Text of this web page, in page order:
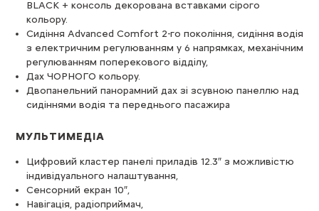
BLACK + консоль декорована вставками сірого
кольору.
Сидіння Advanced Comfort 2-го покоління, сидіння водія
з електричним регулюванням у 6 напрямках, механічним
регулюванням поперекового відділу,
Дах ЧОРНОГО кольору.
Двопанельний панорамний дах зі зсувною панеллю над
сидіннями водія та переднього пасажира
МУЛЬТИМЕДІА
Цифровий кластер панелі приладів 12.3″ з можливістю
індивідуального налаштування,
Сенсорний екран 10″,
Навігація, радіоприймач,